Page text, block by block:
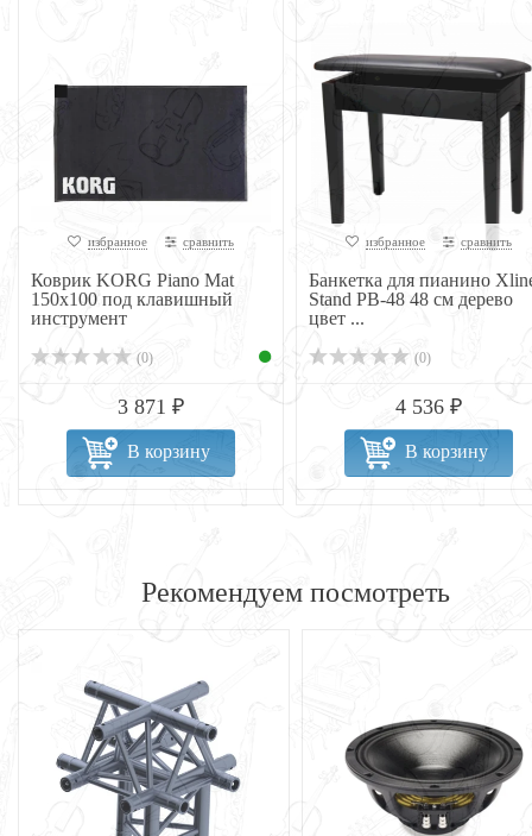
избранное сравнить
Коврик KORG Piano Mat
150x100 под клавишный
инструмент
(0)
3 871 ₽
В корзину
избранное сравнить
Банкетка для пианино
Stand PB-48 48 см дерево
цвет ...
(0)
4 536 ₽
В корзину
Рекомендуем посмотреть